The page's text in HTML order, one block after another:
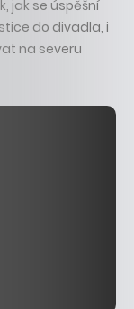
jak se úspěšní
do divadla, i
na severu